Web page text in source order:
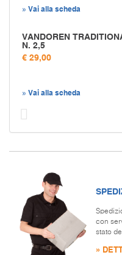
» Vai alla scheda
VANDOREN
N. 2,5
€ 29,00
» Vai alla scheda
con
stato
»